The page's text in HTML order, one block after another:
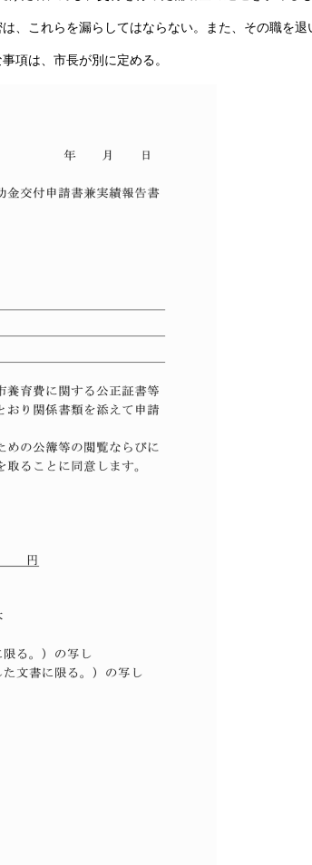
、これらを漏らしてはならない。
また、その職を退
項は、市長が別に定める。